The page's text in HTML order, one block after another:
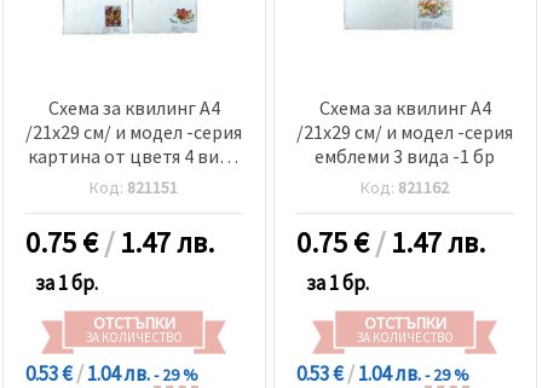
Схема за квилинг А4
/21x29 см/ и модел -серия
картина от цветя 4 вида
-1 бр
Код: 821151
0.75€/1.47 лв.
за 1 бр.
ОТСТЪПКИ
ЗА КОЛИЧЕСТВО
0.53 €/1.04 лв.- 29 %
Схема за квилинг А4
/21x29 см/ и модел -серия
емблеми 3 вида -1 бр
Код: 821162
0.75€/1.47 лв.
за 1 бр.
ОТСТЪПКИ
ЗА КОЛИЧЕСТВО
0.53 €/1.04 лв.- 29 %